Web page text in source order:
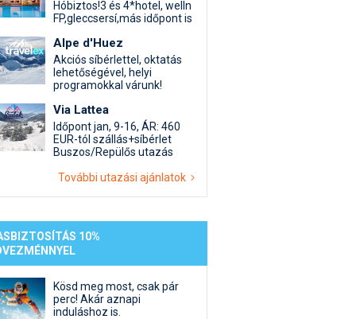
Termékkereső
egyéb síeléshez kapcsolódó téma
kapcsolatos kérdések és válaszok
beszélgetések
Hóbiztos!3 és 4*hotel, welln
FP,gleccsersí,más időpont is
Alpe d'Huez
Akciós síbérlettel, oktatás
lehetőségével, helyi
programokkal várunk!
Via Lattea
Időpont jan, 9-16, ÁR: 460
EUR-tól szállás+síbérlet
Buszos/Repülős utazás
További utazási ajánlatok
10%
Kösd meg most, csak pár
perc! Akár aznapi
induláshoz is.